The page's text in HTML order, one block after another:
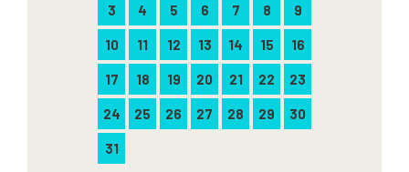
3 4 5 6 7 8 9
10 11 12 13 14 15 16
17 18 19 20 21 22 23
24 25 26 27 28 29 30
31